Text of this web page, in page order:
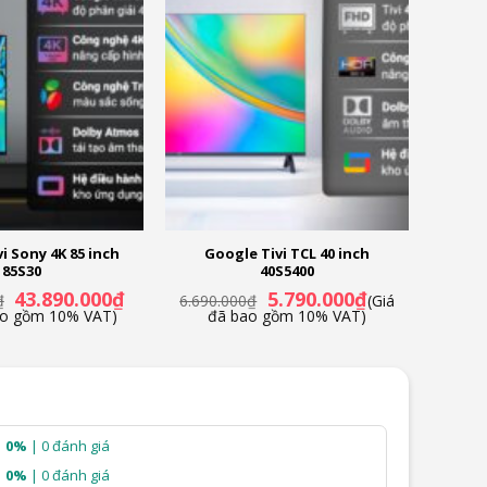
Sony 4K 85 inch
85S30
Giá
gốc
là:
43.890.000₫Giá
gồm 10% VAT)
khác
Google Tivi TCL 40 inch
40S5400
6.690.000₫ Giá
gốc
là:
5.790.000₫Giá
hiện
(Giá
đã bao gồm 10% VAT)
và nhiều ưu đãi khác
0% | 0 đánh giá
0% | 0 đánh giá